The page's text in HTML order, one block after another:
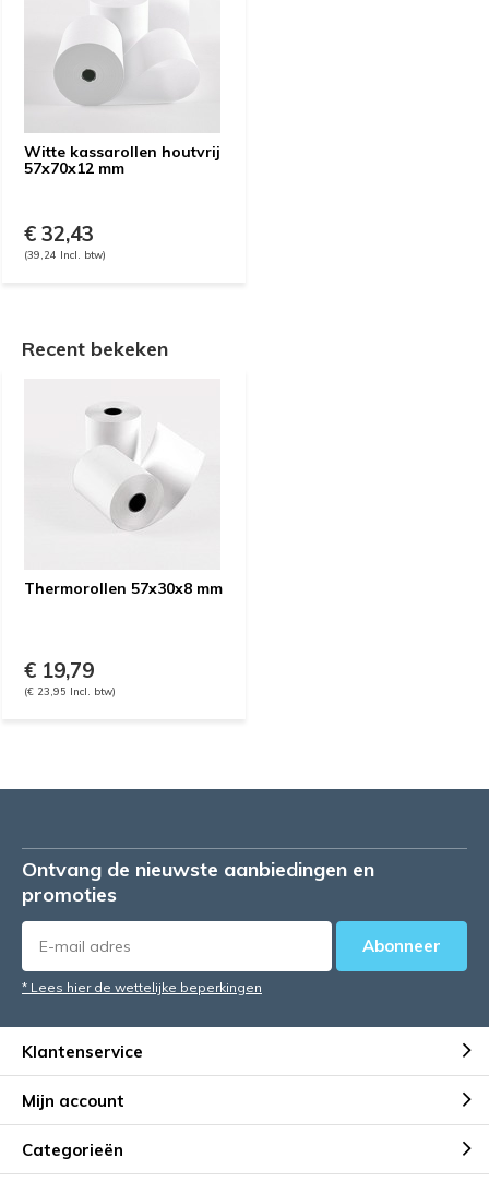
Witte kassarollen houtvrij
57x70x12 mm
€ 32,43
(39,24 Incl. btw)
Recent bekeken
Thermorollen 57x30x8 mm
€ 19,79
(€ 23,95 Incl. btw)
Ontvang de nieuwste aanbiedingen en
promoties
Abonneer
* Lees hier de wettelijke beperkingen
Klantenservice
Mijn account
Categorieën